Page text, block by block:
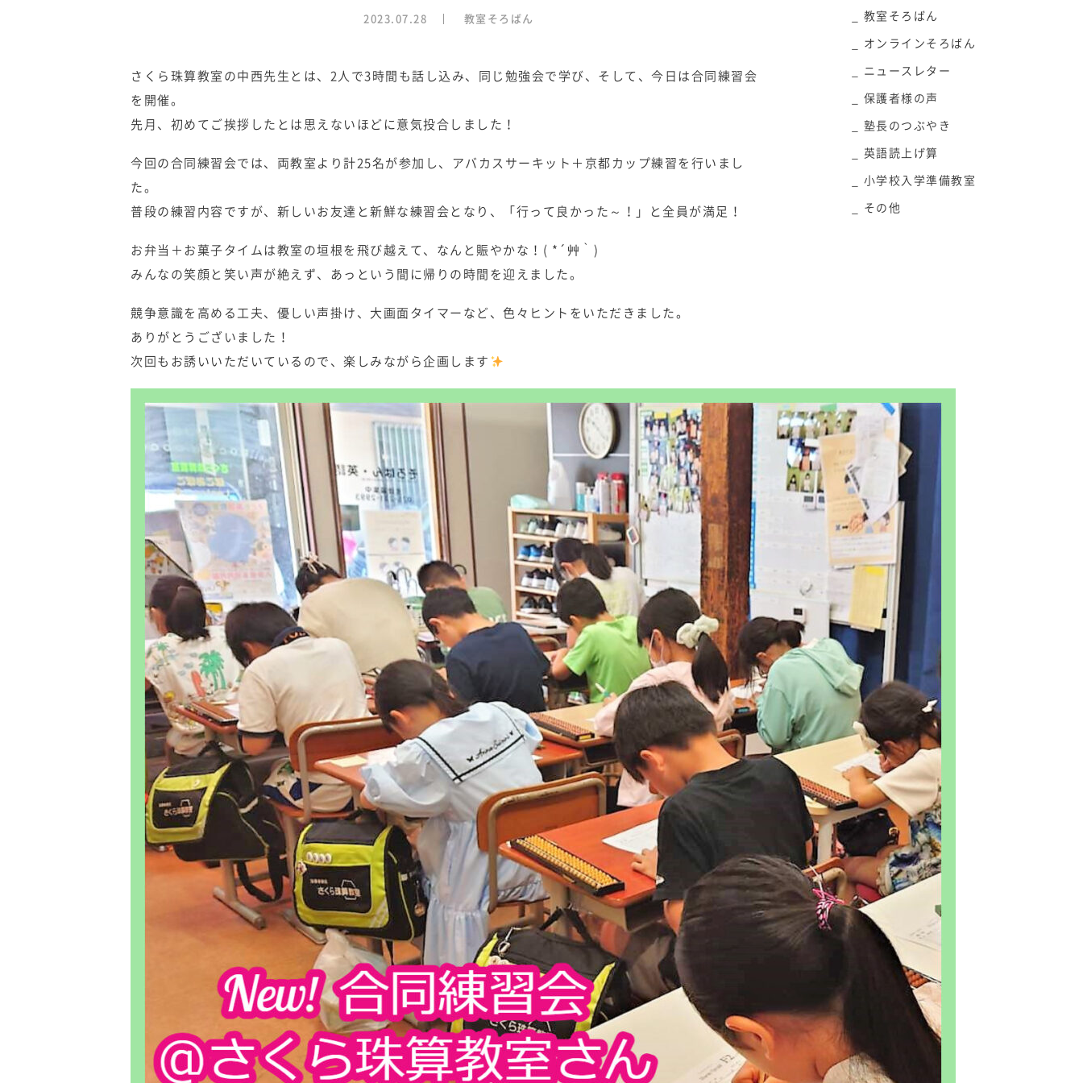
2023.07.28 教室そろばん
さくら珠算教室の中西先生とは、2人で3時間も話し込み、同じ勉強会で学び、そして、今日は合同練習会
を開催。
先月、初めてご挨拶したとは思えないほどに意気投合しました！
今回の合同練習会では、両教室より計25名が参加し、アバカスサーキット＋京都カップ練習を行いまし
た。
普段の練習内容ですが、新しいお友達と新鮮な練習会となり、「行って良かった～！」と全員が満足！
お弁当＋お菓子タイムは教室の垣根を飛び越えて、なんと賑やかな！( *´艸｀)
みんなの笑顔と笑い声が絶えず、あっという間に帰りの時間を迎えました。
競争意識を高める工夫、優しい声掛け、大画面タイマーなど、色々ヒントをいただきました。
ありがとうございました！
次回もお誘いいただいているので、楽しみながら企画します
教室そろばん
オンラインそろばん
ニュースレター
保護者様の声
塾長のつぶやき
英語読上げ算
小学校入学準備教室
その他